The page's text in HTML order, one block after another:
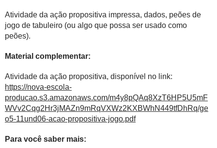
Atividade da ação propositiva impressa, dados, peões de
jogo de tabuleiro (ou algo que possa ser usado como
peões).
Material complementar:
Atividade da ação propositiva, disponível no link:
https://nova-escola-
producao.s3.amazonaws.com/m4y8pQAq8XzT6HP5U5mF
WVv2Cqg2Hr3jMAZn9mRqVXWz2KXBWhN449tfDhRq/ge
o5-11und06-acao-propositiva-jogo.pdf
Para você saber mais: